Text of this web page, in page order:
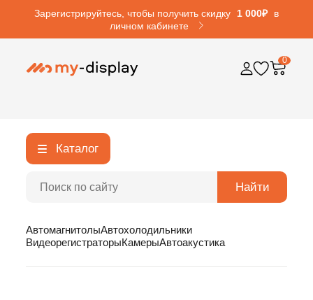
Зарегистрируйтесь, чтобы получить скидку 1 000₽
в
личном кабинете
0
Каталог
Найти
АвтомагнитолыАвтохолодильники
ВидеорегистраторыКамерыАвтоакустика